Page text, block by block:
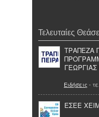
Τελευταίες
ΤΡΑΠΕΖΑ
Ειδήσεις -
ΕΣΕΕ